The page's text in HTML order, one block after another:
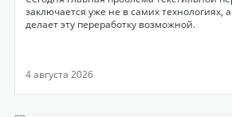
заключается уже не в самих технологиях,
делает эту переработку возможной.
4 августа 2026